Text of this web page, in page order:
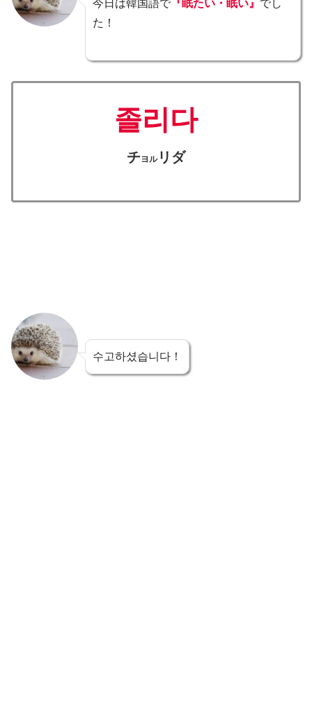
今日は韓国語で 『眠たい・眠い』 でし
た！
졸리다
チヨルリダ
수고하셨습니다！